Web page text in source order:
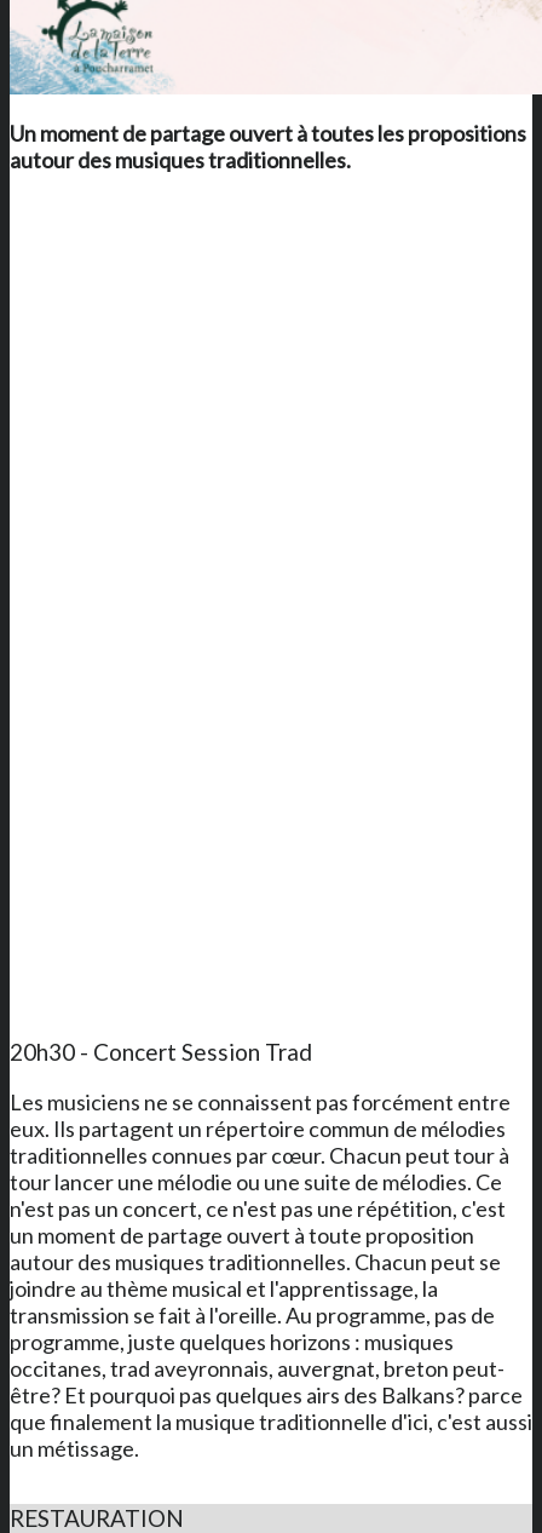
Un moment de partage ouvert à toutes les propositions
autour des musiques traditionnelles.
20h30 - Concert Session Trad
Les musiciens ne se connaissent pas forcément entre
eux. Ils partagent un répertoire commun de mélodies
traditionnelles connues par cœur. Chacun peut tour à
tour lancer une mélodie ou une suite de mélodies. Ce
n'est pas un concert, ce n'est pas une répétition, c'est
un moment de partage ouvert à toute proposition
autour des musiques traditionnelles. Chacun peut se
joindre au thème musical et l'apprentissage, la
transmission se fait à l'oreille. Au programme, pas de
programme, juste quelques horizons : musiques
occitanes, trad aveyronnais, auvergnat, breton peut-
être? Et pourquoi pas quelques airs des Balkans? parce
que finalement la musique traditionnelle d'ici, c'est aussi
un métissage.
RESTAURATION